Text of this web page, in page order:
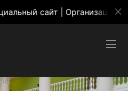
сайт | Организация